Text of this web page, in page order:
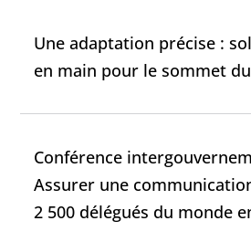
Une adaptation précise :
en main pour le sommet
Conférence
Assurer une
2 500 délégués du monde